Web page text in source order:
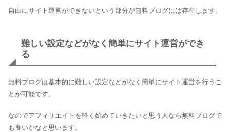
自由にサイト運営ができないという部分が無料ブログには存在します。
難しい設定などがなく簡単にサイト運営ができ
る
無料ブログは基本的に難しい設定などがなく簡単にサイト運営を行うこ
とが可能です。
なのでアフィリエイトを軽く始めていきたいと思う人なら無料ブログで
も良いかなと思います。